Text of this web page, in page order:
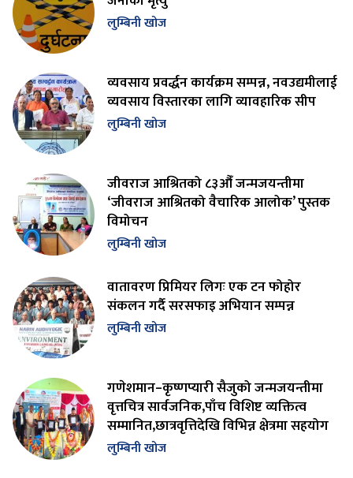
लुम्बिनी खोज
व्यवसाय प्रवर्द्धन कार्यक्रम सम्पन्न, नवउद्यमीलाई
व्यवसाय विस्तारका लागि व्यावहारिक सीप
लुम्बिनी खोज
जीवराज आश्रितको ८३औँ जन्मजयन्तीमा
‘जीवराज आश्रितको वैचारिक आलोक’ पुस्तक
विमोचन
लुम्बिनी खोज
वातावरण प्रिमियर लिगः एक टन फोहोर
संकलन गर्दै सरसफाइ अभियान सम्पन्न
लुम्बिनी खोज
गणेशमान–कृष्णप्यारी सैजुको जन्मजयन्तीमा
वृत्तचित्र सार्वजनिक,पाँच विशिष्ट व्यक्तित्व
सम्मानित,छात्रवृत्तिदेखि विभिन्न क्षेत्रमा सहयोग
लुम्बिनी खोज